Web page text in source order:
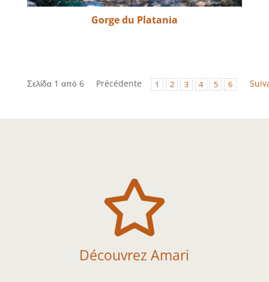
Gorge du Platania
Σελίδα 1 από 6 Précédente 1 2 3 4 5 6

Découvrez Amari